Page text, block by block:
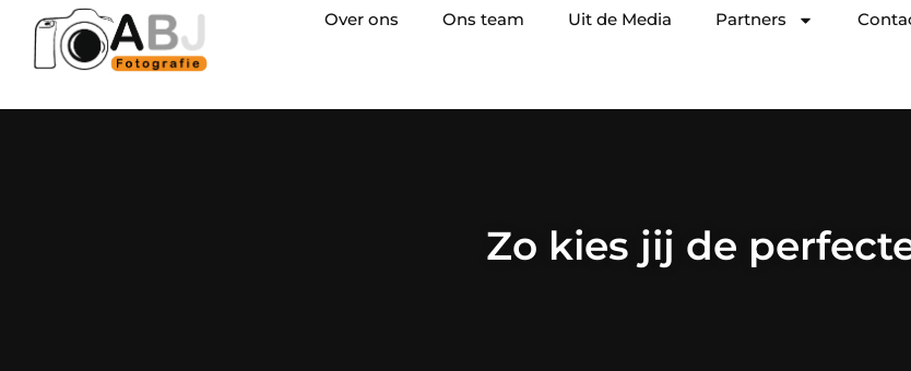
Over ons Ons team Uit de Media Partners
Zo kies jij de